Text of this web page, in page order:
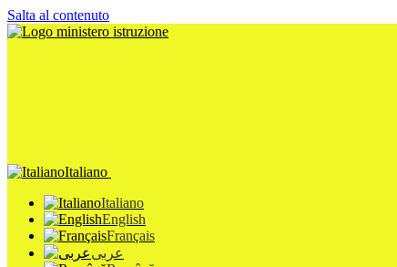
Salta al contenuto
Italiano
Italiano
English
Français
عربى